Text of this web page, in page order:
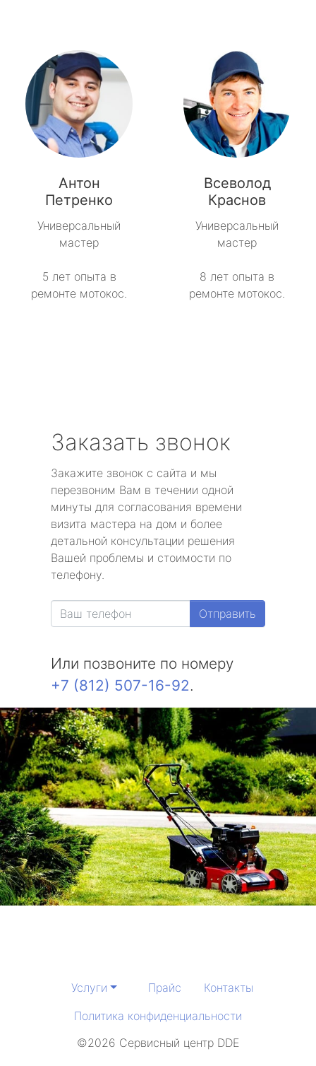
Антон
Петренко
Универсальный
мастер
5 лет опыта в
ремонте мотокос.
Всеволод
Краснов
Универсальный
мастер
8 лет опыта в
ремонте мотокос.
Заказать звонок
Закажите звонок с сайта и мы
перезвоним Вам в течении одной
минуты для согласования времени
визита мастера на дом и более
детальной консультации решения
Вашей проблемы и стоимости по
телефону.
Отправить
Или позвоните по номеру
+7 (812) 507-16-92.
Услуги Прайс
Контакты
Политика конфиденциальности
©2026 Сервисный центр DDE